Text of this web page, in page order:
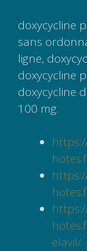
doxycycline
sans
ligne,
doxycycline
doxycycline
100 mg.
elavil/